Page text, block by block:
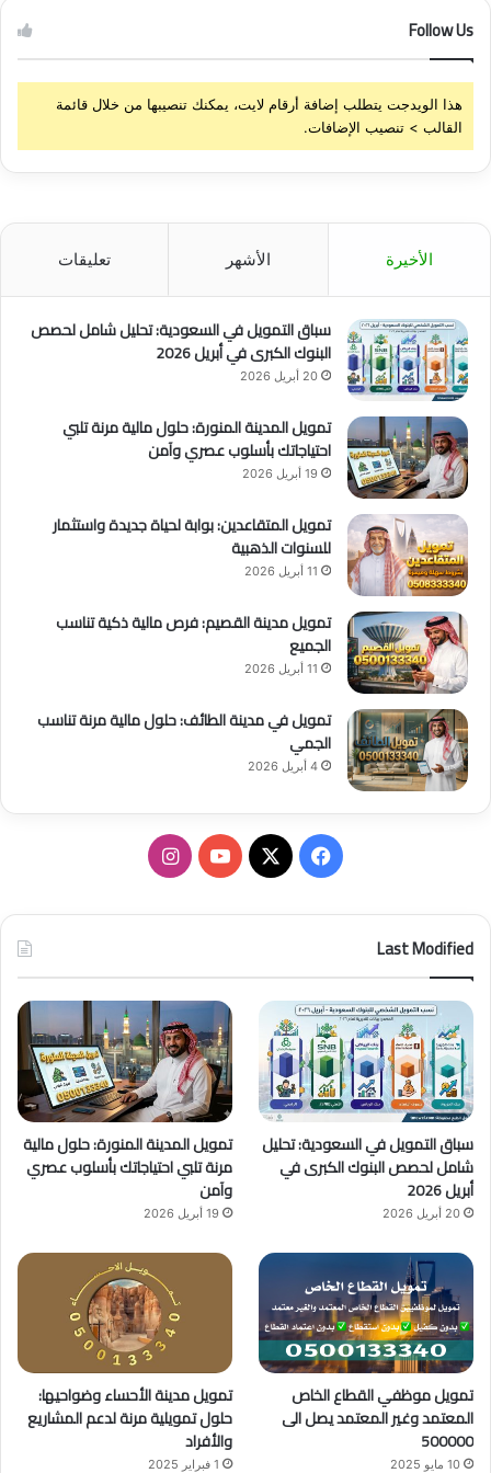
Follow Us
هذا الويدجت يتطلب إضافة أرقام لايت، يمكنك تنصيبها من خلال قائمة
القالب > تنصيب الإضافات.
الأخيرة الأشهر تعليقات
سباق التمويل في السعودية: تحليل شامل لحصص
البنوك الكبرى في أبريل 2026
20 أبريل 2026
تمويل المدينة المنورة: حلول مالية مرنة تلبي
احتياجاتك بأسلوب عصري وآمن
19 أبريل 2026
تمويل المتقاعدين: بوابة لحياة جديدة واستثمار
للسنوات الذهبية
11 أبريل 2026
تمويل مدينة القصيم: فرص مالية ذكية تناسب
الجميع
11 أبريل 2026
تمويل في مدينة الطائف: حلول مالية مرنة تناسب
الجمي
4 أبريل 2026
و
ك
T
u
b
e
ق
ر
ا
م
Last Modified
سباق التمويل في السعودية: تحليل
شامل لحصص البنوك الكبرى في
أبريل 2026
20 أبريل 2026
تمويل المدينة المنورة: حلول مالية
مرنة تلبي احتياجاتك بأسلوب عصري
وآمن
19 أبريل 2026
تمويل موظفي القطاع الخاص
المعتمد وغير المعتمد يصل الى
500000
10 مايو 2025
تمويل مدينة الأحساء وضواحيها:
حلول تمويلية مرنة لدعم المشاريع
والأفراد
1 فبراير 2025